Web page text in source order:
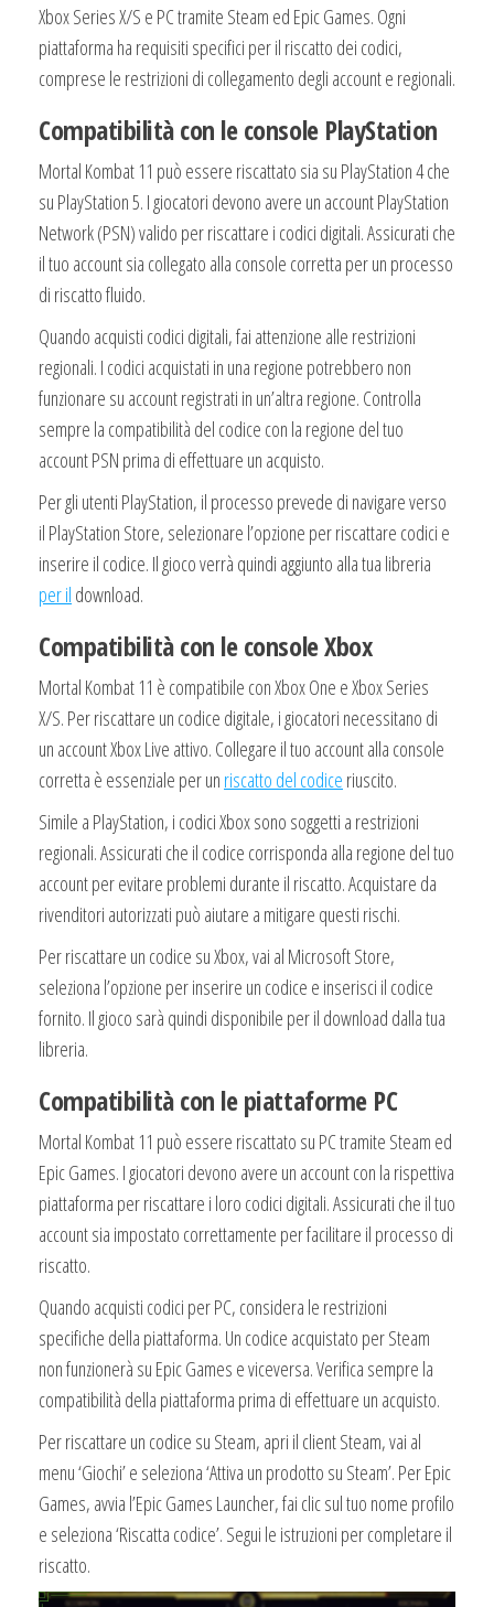
Xbox Series X/S e PC tramite Steam ed Epic Games. Ogni
piattaforma ha requisiti specifici per il riscatto dei codici,
comprese le restrizioni di collegamento degli account e regionali.
Compatibilità con le console PlayStation
Mortal Kombat 11 può essere riscattato sia su PlayStation 4 che
su PlayStation 5. I giocatori devono avere un account PlayStation
Network (PSN) valido per riscattare i codici digitali. Assicurati che
il tuo account sia collegato alla console corretta per un processo
di riscatto fluido.
Quando acquisti codici digitali, fai attenzione alle restrizioni
regionali. I codici acquistati in una regione potrebbero non
funzionare su account registrati in un’altra regione. Controlla
sempre la compatibilità del codice con la regione del tuo
account PSN prima di effettuare un acquisto.
Per gli utenti PlayStation, il processo prevede di navigare verso
il PlayStation Store, selezionare l’opzione per riscattare codici e
inserire il codice. Il gioco verrà quindi aggiunto alla tua libreria
per il download.
Compatibilità con le console Xbox
Mortal Kombat 11 è compatibile con Xbox One e Xbox Series
X/S. Per riscattare un codice digitale, i giocatori necessitano di
un account Xbox Live attivo. Collegare il tuo account alla console
corretta è essenziale per un riscatto del codice riuscito.
Simile a PlayStation, i codici Xbox sono soggetti a restrizioni
regionali. Assicurati che il codice corrisponda alla regione del tuo
account per evitare problemi durante il riscatto. Acquistare da
rivenditori autorizzati può aiutare a mitigare questi rischi.
Per riscattare un codice su Xbox, vai al Microsoft Store,
seleziona l’opzione per inserire un codice e inserisci il codice
fornito. Il gioco sarà quindi disponibile per il download dalla tua
libreria.
Compatibilità con le piattaforme PC
Mortal Kombat 11 può essere riscattato su PC tramite Steam ed
Epic Games. I giocatori devono avere un account con la rispettiva
piattaforma per riscattare i loro codici digitali. Assicurati che il tuo
account sia impostato correttamente per facilitare il processo di
riscatto.
Quando acquisti codici per PC, considera le restrizioni
specifiche della piattaforma. Un codice acquistato per Steam
non funzionerà su Epic Games e viceversa. Verifica sempre la
compatibilità della piattaforma prima di effettuare un acquisto.
Per riscattare un codice su Steam, apri il client Steam, vai al
menu ‘Giochi’ e seleziona ‘Attiva un prodotto su Steam’. Per Epic
Games, avvia l’Epic Games Launcher, fai clic sul tuo nome profilo
e seleziona ‘Riscatta codice’. Segui le istruzioni per completare il
riscatto.